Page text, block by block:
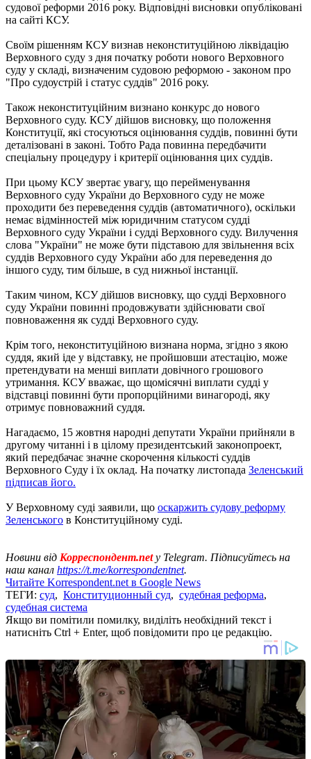
судової реформи 2016 року. Відповідні висновки опубліковані
на сайті КСУ.
Своїм рішенням КСУ визнав неконституційною ліквідацію
Верховного суду з дня початку роботи нового Верховного
суду у складі, визначеним судовою реформою - законом про
"Про судоустрій і статус суддів" 2016 року.
Також неконституційним визнано конкурс до нового
Верховного суду. КСУ дійшов висновку, що положення
Конституції, які стосуються оцінювання суддів, повинні бути
деталізовані в законі. Тобто Рада повинна передбачити
спеціальну процедуру і критерії оцінювання цих суддів.
При цьому КСУ звертає увагу, що перейменування
Верховного суду України до Верховного суду не може
проходити без переведення суддів (автоматичного), оскільки
немає відмінностей між юридичним статусом судді
Верховного суду України і судді Верховного суду. Вилучення
слова "України" не може бути підставою для звільнення всіх
суддів Верховного суду України або для переведення до
іншого суду, тим більше, в суд нижньої інстанції.
Таким чином, КСУ дійшов висновку, що судді Верховного
суду України повинні продовжувати здійснювати свої
повноваження як судді Верховного суду.
Крім того, неконституційною визнана норма, згідно з якою
суддя, який іде у відставку, не пройшовши атестацію, може
претендувати на менші виплати довічного грошового
утримання. КСУ вважає, що щомісячні виплати судді у
відставці повинні бути пропорційними винагороді, яку
отримує повноважний суддя.
Нагадаємо, 15 жовтня народні депутати України прийняли в
другому читанні і в цілому президентський законопроект,
який передбачає значне скорочення кількості суддів
Верховного Суду і їх оклад. На початку листопада Зеленський
підписав його.
У Верховному суді заявили, що оскаржить судову реформу
Зеленського в Конституційному суді.
Новини від Корреспондент.net у Telegram. Підписуйтесь на
наш канал https://t.me/korrespondentnet.
Читайте Korrespondent.net в Google News
ТЕГИ: суд, Конституционный суд, судебная реформа,
судебная система
Якщо ви помітили помилку, виділіть необхідний текст і
натисніть Ctrl + Enter, щоб повідомити про це редакцію.